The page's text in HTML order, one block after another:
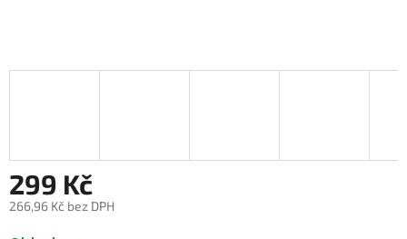
299 Kč
266,96 Kč bez DPH